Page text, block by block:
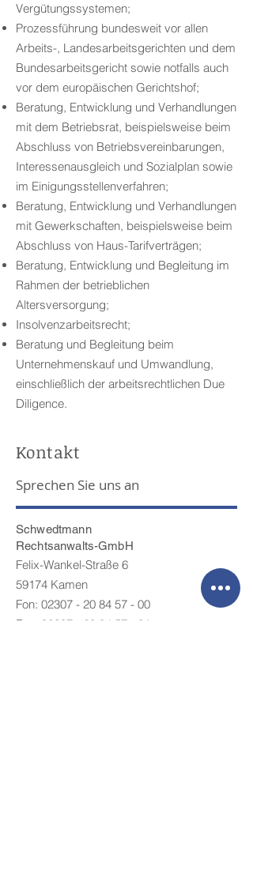
Vergütungssystemen;
Prozessführung bundesweit vor allen
Arbeits-, Landesarbeitsgerichten und dem
Bundesarbeitsgericht sowie notfalls auch
vor dem europäischen Gerichtshof;
Beratung, Entwicklung und Verhandlungen
mit dem Betriebsrat, beispielsweise beim
Abschluss von Betriebsvereinbarungen,
Interessenausgleich und Sozialplan sowie
im Einigungsstellenverfahren;
Beratung, Entwicklung und Verhandlungen
mit Gewerkschaften, beispielsweise beim
Abschluss von Haus-Tarifverträgen;
Beratung, Entwicklung und Begleitung im
Rahmen der betrieblichen
Altersversorgung;
Insolvenzarbeitsrecht;
Beratung und Begleitung beim
Unternehmenskauf und Umwandlung,
einschließlich der arbeitsrechtlichen Due
Diligence.
Kontakt
Sprechen Sie uns an
Schwedtmann
Rechtsanwalts-GmbH
Felix-Wankel-Straße 6
59174 Kamen
Fon: 02307 - 20 84 57 - 00
Fax:
02307 - 20 84 57 - 01